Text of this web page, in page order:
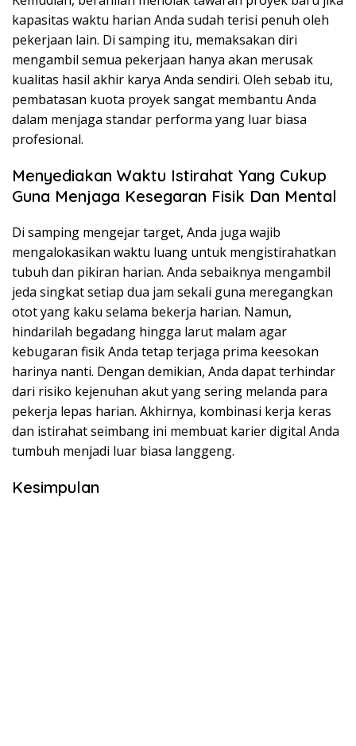
kapasitas waktu harian Anda sudah terisi penuh oleh
pekerjaan lain. Di samping itu, memaksakan diri
mengambil semua pekerjaan hanya akan merusak
kualitas hasil akhir karya Anda sendiri. Oleh sebab itu,
pembatasan kuota proyek sangat membantu Anda
dalam menjaga standar performa yang luar biasa
profesional.
Menyediakan Waktu Istirahat Yang Cukup
Guna Menjaga Kesegaran Fisik Dan Mental
Di samping mengejar target, Anda juga wajib
mengalokasikan waktu luang untuk mengistirahatkan
tubuh dan pikiran harian. Anda sebaiknya mengambil
jeda singkat setiap dua jam sekali guna meregangkan
otot yang kaku selama bekerja harian. Namun,
hindarilah begadang hingga larut malam agar
kebugaran fisik Anda tetap terjaga prima keesokan
harinya nanti. Dengan demikian, Anda dapat terhindar
dari risiko kejenuhan akut yang sering melanda para
pekerja lepas harian. Akhirnya, kombinasi kerja keras
dan istirahat seimbang ini membuat karier digital Anda
tumbuh menjadi luar biasa langgeng.
Kesimpulan